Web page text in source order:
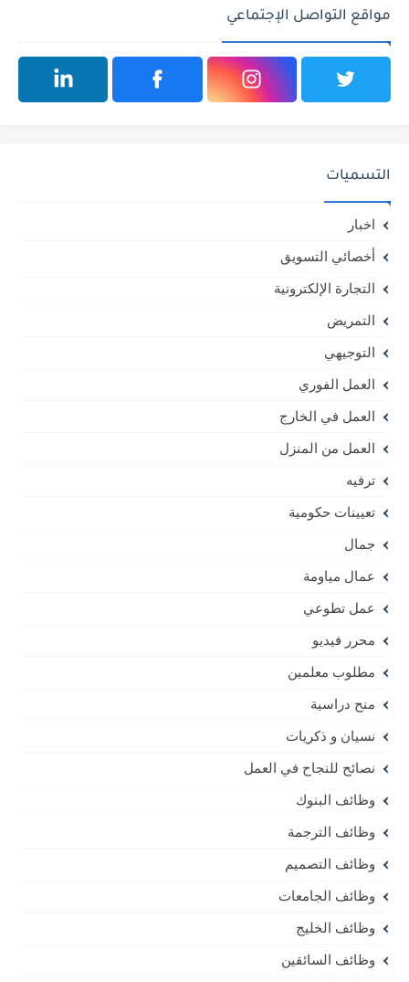
مواقع التواصل الإجتماعي
التسميات
اخبار
أخصائي التسويق
التجارة الإلكترونية
التمريض
التوجيهي
العمل الفوري
العمل في الخارج
العمل من المنزل
ترفيه
تعيينات حكومية
جمال
عمال مياومة
عمل تطوعي
محرر فيديو
مطلوب معلمين
منح دراسية
نسيان و ذكريات
نصائح للنجاح في العمل
وظائف البنوك
وظائف الترجمة
وظائف التصميم
وظائف الجامعات
وظائف الخليج
وظائف السائقين